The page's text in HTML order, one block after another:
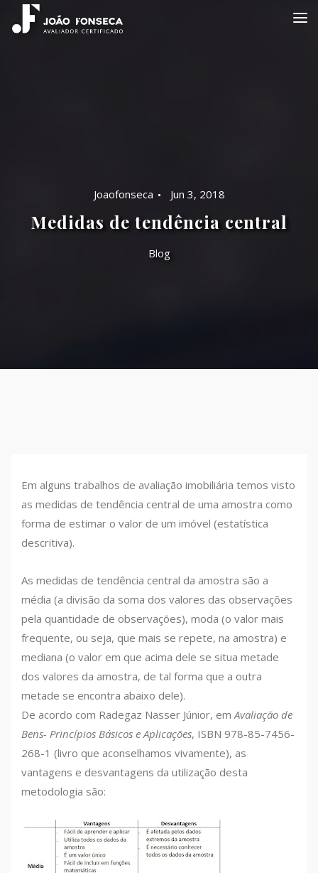
Joaofonseca Jun 3, 2018
Medidas de tendência central
Blog
Em alguns trabalhos de avaliação imobiliária temos visto
as medidas de tendência central de uma amostra como
forma de estimar o valor de um imóvel (estatística
descritiva).
As medidas de tendência central da amostra são a
média (a divisão da soma dos valores das observações
pela quantidade de observações), moda (o valor mais
frequente, ou seja, que mais se repete, na amostra) e
mediana (o valor em que acima dele se situa metade
dos valores da amostra, de tal forma que a outra
metade se encontra abaixo dele).
De acordo com Radegaz Nasser Júnior, emAvaliação de
Bens- Princípios Básicos e Aplicações, ISBN 978-85-7456-
268-1 (livro que aconselhamos vivamente), as
vantagens e desvantagens da utilização desta
metodologia são: